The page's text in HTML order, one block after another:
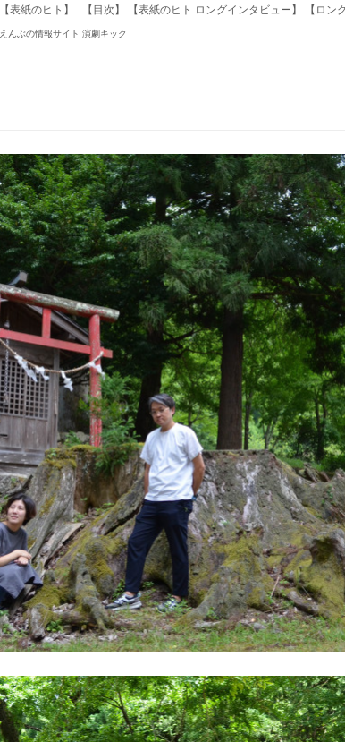
【表紙のヒト】 【目次】 【表紙のヒト ロングインタビュー】 【ロ
えんぶの情報サイト 演劇キック